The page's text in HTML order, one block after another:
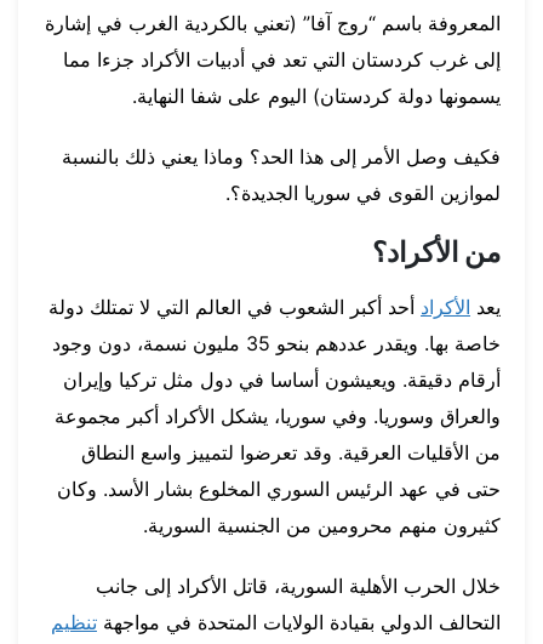
المعروفة باسم “روج آفا” (تعني بالكردية الغرب في إشارة
إلى غرب كردستان التي تعد في أدبيات الأكراد جزءا مما
يسمونها دولة كردستان) اليوم على شفا النهاية.
فكيف وصل الأمر إلى هذا الحد؟ وماذا يعني ذلك بالنسبة
لموازين القوى في سوريا الجديدة؟.
من الأكراد؟
يعد الأكراد أحد أكبر الشعوب في العالم التي لا تمتلك دولة
خاصة بها. ويقدر عددهم بنحو 35 مليون نسمة، دون وجود
أرقام دقيقة. ويعيشون أساسا في دول مثل تركيا وإيران
والعراق وسوريا. وفي سوريا، يشكل الأكراد أكبر مجموعة
من الأقليات العرقية. وقد تعرضوا لتمييز واسع النطاق
حتى في عهد الرئيس السوري المخلوع بشار الأسد. وكان
كثيرون منهم محرومين من الجنسية السورية.
خلال الحرب الأهلية السورية، قاتل الأكراد إلى جانب
التحالف الدولي بقيادة الولايات المتحدة في مواجهة تنظيم